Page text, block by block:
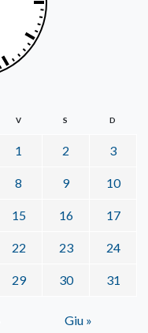
V S D
1 2 3
8 9 10
15 16 17
22 23 24
29 30 31
Giu »